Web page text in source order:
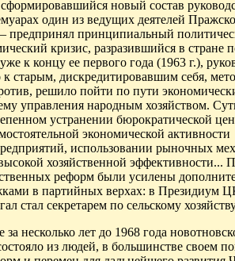
новый состав
один из ведущих деятелей
принципиальный
кризис, разразившийся в стране
к концу ее первого года (1963 г.),
к старым, дис­кредитировавшим себя,
решило пойти по пути
управления народным хозяйством.
устранении бюрократической
экономической активности
использовании рыночных
хозяйственной эффективности...
реформ были усилены
в партийных верхах: в Президиум
стал секретарем по сельскому
несколько лет до 1968 года
из людей, в большинстве своем